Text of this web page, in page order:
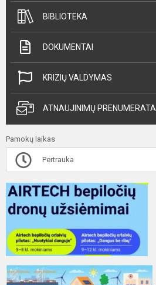
BIBLIOTEKA
DOKUMENTAI
KRIZIŲ VALDYMAS
ATNAUJINIMŲ PRENUMERATA
Pamokų laikas
Pertrauka